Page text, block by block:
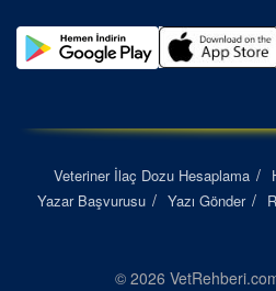
Veteriner İlaç Dozu Hesaplama
Yazar Başvurusu
Yazı Gönder
© 2026